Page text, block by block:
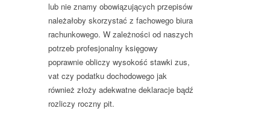
lub nie znamy obowiązujących przepisów
należałoby skorzystać z fachowego biura
rachunkowego. W zależności od naszych
potrzeb profesjonalny księgowy
poprawnie obliczy wysokość stawki zus,
vat czy podatku dochodowego jak
również złoży adekwatne deklaracje bądź
rozliczy roczny pit.